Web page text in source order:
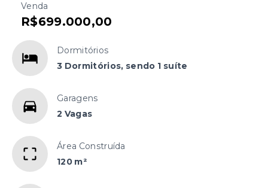
Venda
R$699.000,00
Dormitórios
3 Dormitórios, sendo 1 suíte
Garagens
2 Vagas
Área Construída
120 m²